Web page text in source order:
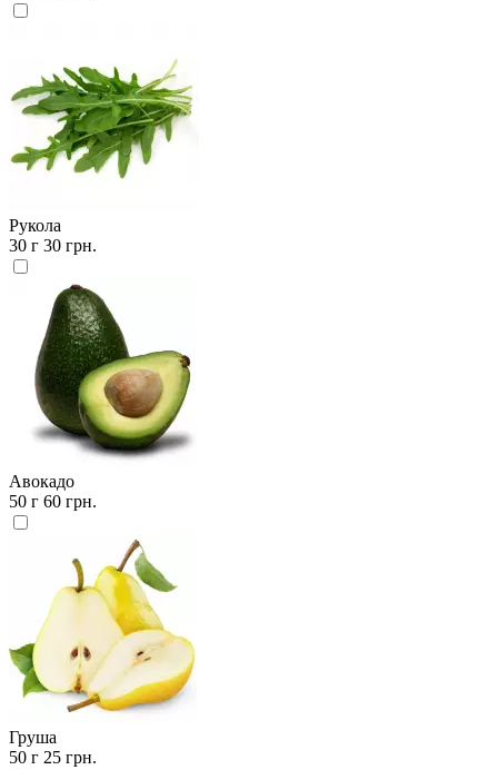
Рукола
30 г 30 грн.
Авокадо
50 г 60 грн.
Груша
50 г 25 грн.